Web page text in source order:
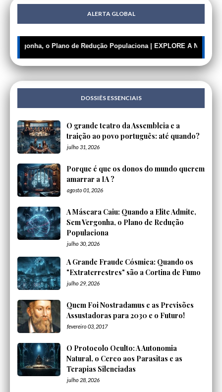
ALERTA GLOBAL
o Plano de Redução Populaciona | EXPLORE A NOSSA
DOSSIÊS ESSENCIAIS
O grande teatro da Assembleia e a
traição ao povo português: até quando?
julho 31, 2026
Porque é que os donos do mundo querem
amarrar a IA ?
agosto 01, 2026
A Máscara Caiu: Quando a Elite Admite,
Sem Vergonha, o Plano de Redução
Populaciona
julho 30, 2026
A Grande Fraude Cósmica: Quando os
"Extraterrestres" são a Cortina de Fumo
julho 29, 2026
Quem Foi Nostradamus e as Previsões
Assustadoras para 2030 e o Futuro!
fevereiro 03, 2017
O Protocolo Oculto: A Autonomia
Natural, o Cerco aos Parasitas e as
Terapias Silenciadas
julho 28, 2026